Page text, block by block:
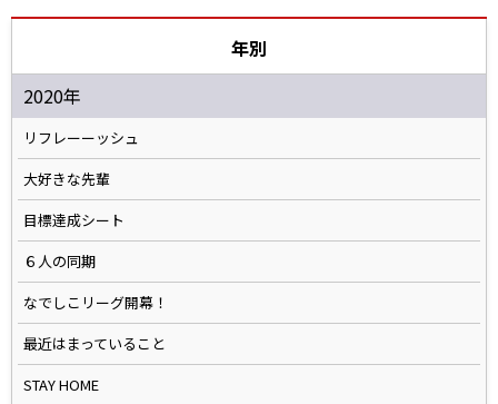
年別
2020年
リフレーーッシュ
大好きな先輩
目標達成シート
６人の同期
なでしこリーグ開幕！
最近はまっていること
STAY HOME